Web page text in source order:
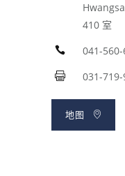
410 室
041-
031-719-
地图